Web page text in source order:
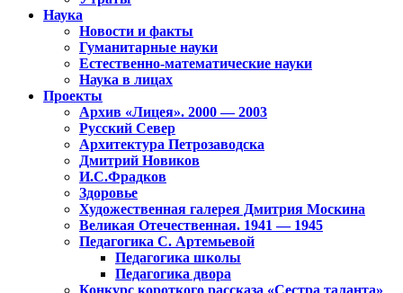
Наука
Новости и факты
Гуманитарные науки
Естественно-математические науки
Наука в лицах
Проекты
Архив «Лицея». 2000 — 2003
Русский Север
Архитектура Петрозаводска
Дмитрий Новиков
И.С.Фрадков
Здоровье
Художественная галерея Дмитрия Москина
Великая Отечественная. 1941 — 1945
Педагогика С. Артемьевой
Педагогика школы
Педагогика двора